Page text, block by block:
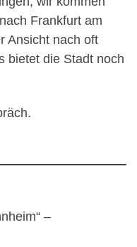
Frankfurt am
Ansicht nach oft
bietet die Stadt noch
–